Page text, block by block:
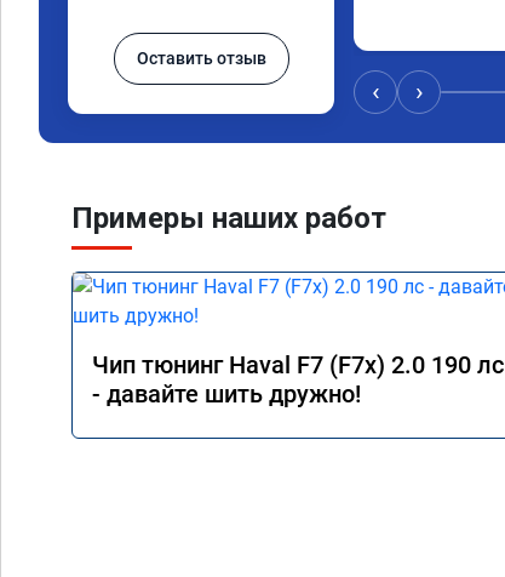
Оставить отзыв
‹ ›
Примеры наших работ
Чип тюнинг Haval F7 (F7x) 2.0 190 лс
- давайте шить дружно!